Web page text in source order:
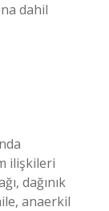
dahil
ilişkileri
dağınık
anaerkil